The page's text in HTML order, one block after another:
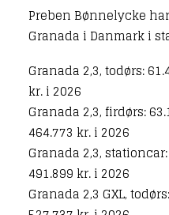
Preben Bønnelycke
Granada i Danmark i
Granada 2,3, todørs:
kr. i 2026
Granada 2,3, firdørs:
464.773 kr. i 2026
Granada 2,3,
491.899 kr. i 2026
Granada 2,3 GXL,